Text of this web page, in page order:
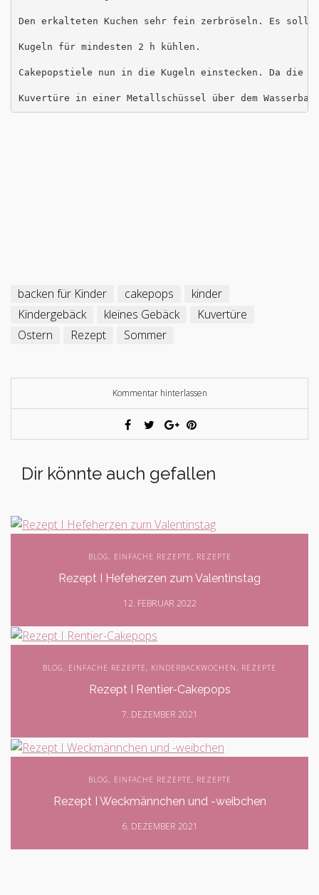
Den erkalteten Kuchen sehr fein zerbröseln. Es
Kugeln für mindesten 2 h kühlen.
Cakepopstiele nun in die Kugeln einstecken. Da die
Kuvertüre in einer Metallschüssel über dem
backen für Kinder cakepops
kinder
Kindergebäck
kleines Gebäck
Kuvertüre
Ostern
Rezept Sommer
Kommentar hinterlassen
Dir könnte auch gefallen
BLOG, EINFACHE REZEPTE, REZEPTE
Rezept I Hefeherzen zum Valentinstag
12. FEBRUAR 2022
BLOG, EINFACHE REZEPTE, KINDERBACKWOCHEN, REZEPTE
Rezept I Rentier-Cakepops
7. DEZEMBER 2021
BLOG , EINFACHE REZEPTE , REZEPTE
Rezept I Weckmännchen und -weibchen
6. DEZEMBER 2021